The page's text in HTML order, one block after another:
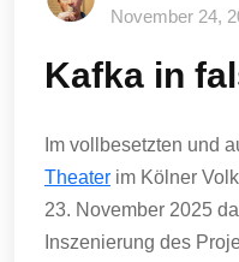
November 24,
Kafka in
Im vollbesetzten und
Theater im Kölner
23. November 2025
Inszenierung des